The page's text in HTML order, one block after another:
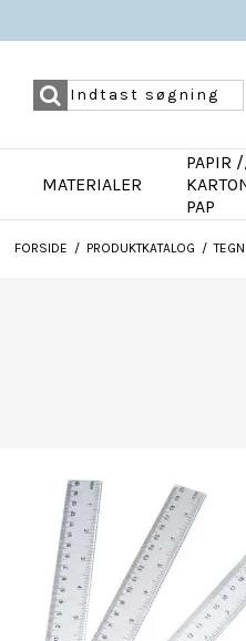
MATERIALER
PAPIR
PAP
FORSIDE / PRODUKTKATALOG /